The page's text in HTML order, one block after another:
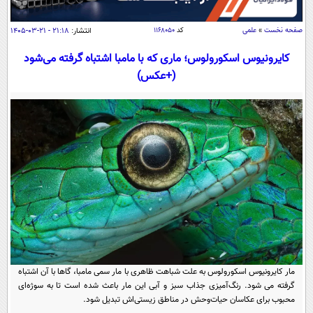
سیاسی
اقتصاد
اقتصادی
خودرو
جامعه
اجتماعی
حوادث
سلامت
یک برش دانایی
محیط زیست
سفر و تفریح
ورزشی
بین الملل
سیاست خارجی
فرهنگ و هنر
علم و دانش
فناوری و It
علمی
اخبار کریپتو
قرآن
گوناگون
سرگرمی
مجله تصویری سلاح
فیلم
ورزش
سیاست
عصر ایران 2
خواندنی ها و دیدنی ها
داستان کوتاه
آموزش زبان
صفحه نخست » علمی کد ۱۱۶۸۰۵۰ انتشار: ۲۱:۱۸ - ۲۱-۰۳-۱۴۰۵
کایرونیوس اسکورولوس؛ ماری که با مامبا اشتباه گرفته می‌شود
(+عکس)
مار کایرونیوس اسکورولوس به علت شباهت ظاهری با مار سمی مامبا، گاها با آن اشتباه
گرفته می شود. رنگ‌آمیزی جذاب سبز و آبی این مار باعث شده است تا به سوژه‌ای
محبوب برای عکاسان حیات‌وحش در مناطق زیستی‌اش تبدیل شود.